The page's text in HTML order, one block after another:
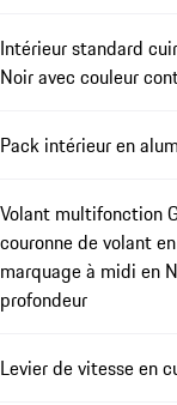
Intérieur standard
Noir avec couleur
Pack intérieur en
Volant multifonction
couronne de volant
marquage à midi en
profondeur
Levier de vitesse en